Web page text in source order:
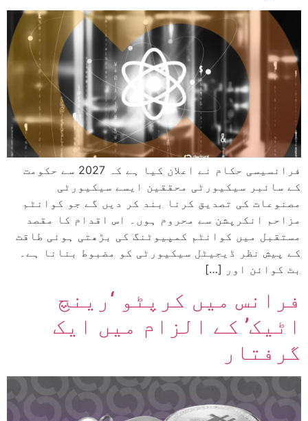
فرانسیسی حکام نے اعلان کیا ہے کہ 2027 سے حکومت
کے سائبر سیکیورٹی محققین ایسے سیکیورٹی
مصنوعات کی تصدیق کرنا بند کر دیں گے جو کوانٹم
مزاحم انکرپشن سے محروم ہوں۔ اس اقدام کا مقصد
مستقبل میں کوانٹم کمپیوٹنگ کی بڑھتی ہوئی طاقت
کے پیش نظر ڈیجیٹل سیکیورٹی کو مضبوط بنانا ہے۔
بٹ کوائن اور […]
فرانس میں کرپٹو ‘رینچ
اٹیک’ کے الزام میں ایک
گرفتار